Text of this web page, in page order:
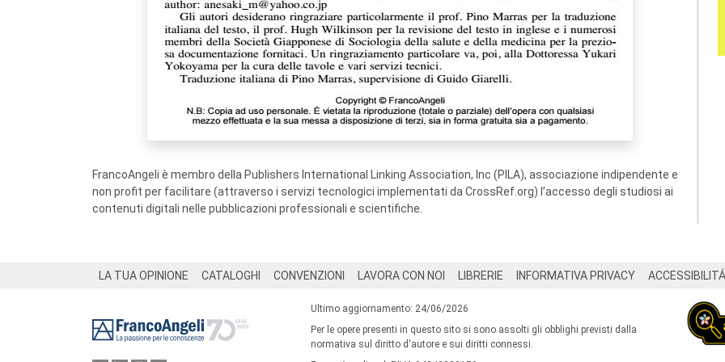
FrancoAngeli è membro della Publishers International Linking Association, Inc (PILA), associazione indipendente e
non profit per facilitare (attraverso i servizi tecnologici implementati da CrossRef.org) l’accesso degli studiosi ai
contenuti digitali nelle pubblicazioni professionali e scientifiche.
LA TUA OPINIONE CATALOGHI CONVENZIONI LAVORA CON NOI LIBRERIE INFORMATIVA PRIVACY ACCESSIBILITÁ
Ultimo aggiornamento: 24/06/2026
Per le opere presenti in questo sito si sono assolti gli obblighi previsti dalla
normativa sul diritto d'autore e sui diritti connessi.